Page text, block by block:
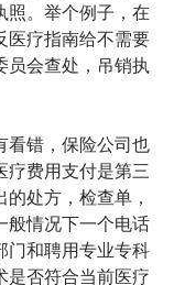
照。举个例子，在
医疗指南给不需要
会查处，吊销执
看错，保险公司也
疗费用支付是第三
处方，检查单，
般情况下一个电话
门和聘用专业专科
是否符合当前医疗